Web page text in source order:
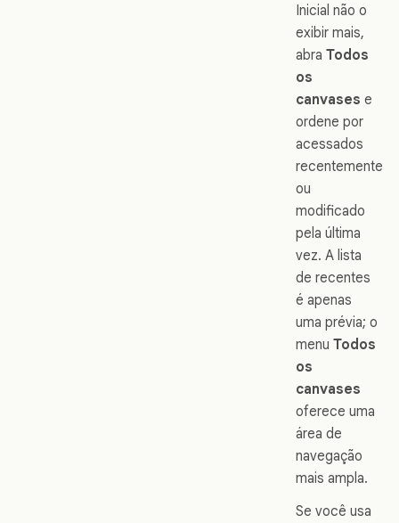
Inicial não o
exibir mais,
abra Todos
os
canvases e
ordene por
acessados
recentemente
ou
modificado
pela última
vez. A lista
de recentes
é apenas
uma prévia; o
menu Todos
os
canvases
oferece uma
área de
navegação
mais ampla.
Se você usa